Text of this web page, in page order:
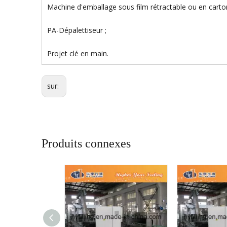
Machine d'emballage sous film rétractable ou en
PA-Dépalettiseur ;
Projet clé en main.
sur:
Produits connexes